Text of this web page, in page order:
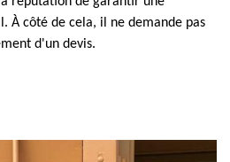
À côté de cela, il ne demande pas
d'un devis.